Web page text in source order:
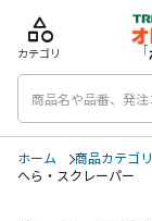
category
カテゴリ
ホーム 商品カテゴ
へら・スクレーパー